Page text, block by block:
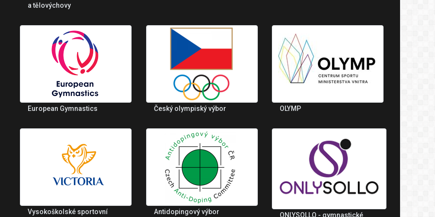
a tělovýchovy
European Gymnastics Český olympiský výbor OLYMP
Vysokoškolské sportovní Antidopingový výbor ONLYSOLLO - gymnastické